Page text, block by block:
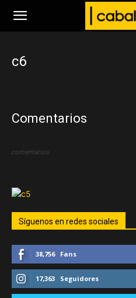
www.caballo.tv
c6
Comentarios
comentarios
Síguenos en redes sociales
38,756 Fans
17,363 Seguidores